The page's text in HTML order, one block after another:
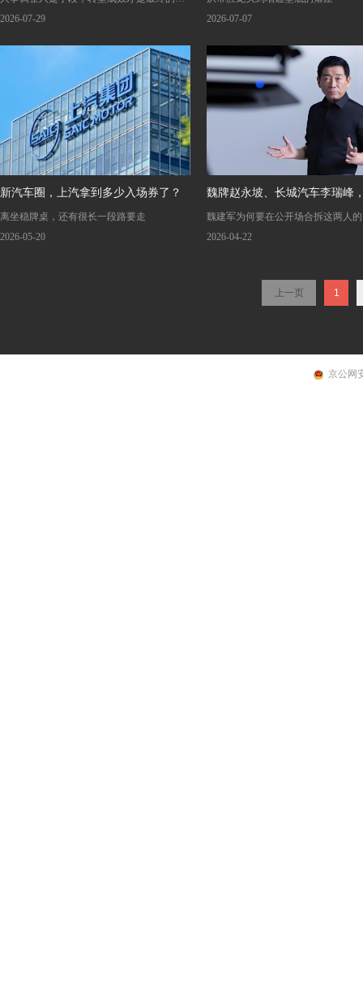
验标准
2026-07-29
2026-07-07
新汽车圈，上汽拿到多少入场券了？
离坐稳牌桌，还有很长一段路要走
2026-05-20
魏牌赵永坡、长城汽车李瑞峰
大将为何被魏建军当众狠批？
魏建军为何要在公开场合拆这两人
2026-04-22
上一页 1
京公网